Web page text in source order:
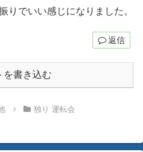
りでいい感じになりました。
返信
を書き込む
独り 運転会